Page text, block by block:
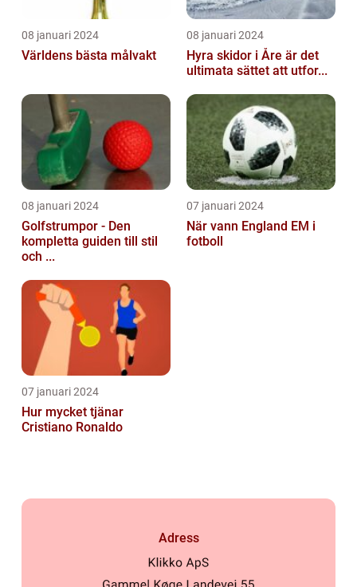
08 januari 2024
Världens bästa målvakt
08 januari 2024
Hyra skidor i Åre är det
ultimata sättet att utfor...
08 januari 2024
Golfstrumpor - Den
kompletta guiden till stil
och ...
07 januari 2024
När vann England EM i
fotboll
07 januari 2024
Hur mycket tjänar
Cristiano Ronaldo
Adress